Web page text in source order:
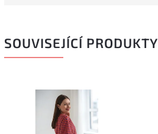
SOUVISEJÍCÍ PRODUKTY